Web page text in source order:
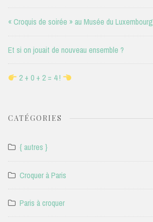
« Croquis de soirée » au Musée du Luxembourg
Et si on jouait de nouveau ensemble ?
2 + 0 + 2 = 4 !
CATÉGORIES
{ autres }
Croquer à Paris
Paris à croquer